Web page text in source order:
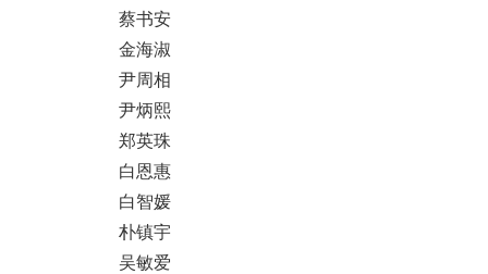
蔡书安
金海淑
尹周相
尹炳熙
郑英珠
白恩惠
白智媛
朴镇宇
吴敏爱